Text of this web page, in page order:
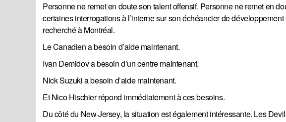
Personne ne remet en doute son talent offensif. Personne ne remet en
certaines interrogations à l’interne sur son échéancier de
recherché à Montréal.
Le Canadien a besoin d’aide maintenant.
Ivan Demidov a besoin d’un centre maintenant.
Nick Suzuki a besoin d’aide maintenant.
Et Nico Hischier répond immédiatement à ces besoins.
Du côté du New Jersey, la situation est également intéressante. Les